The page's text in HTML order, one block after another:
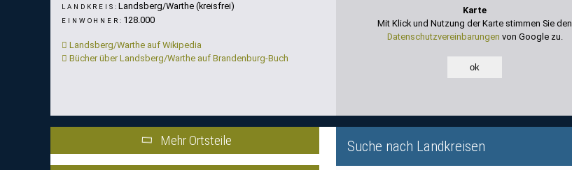
LANDKREIS: Landsberg/Warthe (kreisfrei)
EINWOHNER: 128.000
Landsberg/Warthe auf Wikipedia
Bücher über Landsberg/Warthe auf Brandenburg-Buch
Karte
Mit Klick und Nutzung der Karte stimmen Sie den
Datenschutzvereinbarungen von Google zu.
ok
Mehr Ortsteile Suche nach Landkreisen